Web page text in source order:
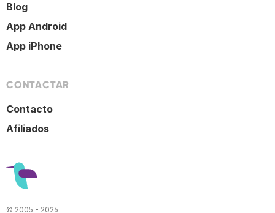
Blog
App Android
App iPhone
CONTACTAR
Contacto
Afiliados
© 2005 - 2026